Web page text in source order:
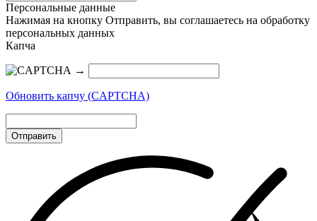
Персональные данные
Нажимая на кнопку Отправить, вы соглашаетесь на обработку
персональных данных
Капча
→
Обновить капчу (CAPTCHA)
Отправить